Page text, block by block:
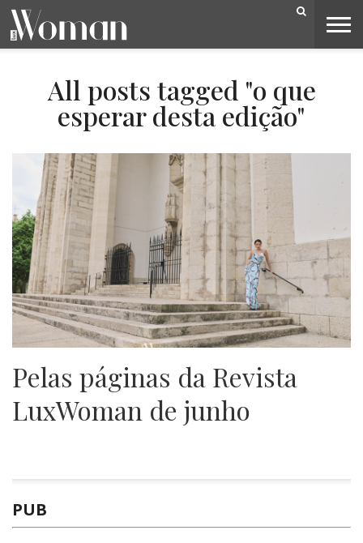
BELEZA
CAPA
LIFESTYLE
MODA
OPINIÃO
PESSOAS
SOCIEDADE
VIDEOS
All posts tagged "o que
esperar desta edição"
Pelas páginas da Revista
LuxWoman de junho
PUB